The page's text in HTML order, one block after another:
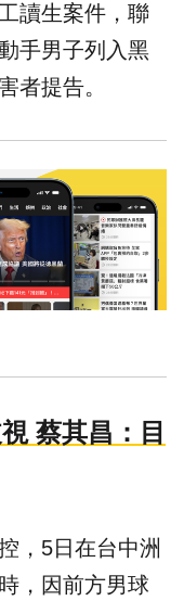
讀生案件，聯
手男子列入黑
者提告。
蔡其昌：目
，5日在台中洲
，因前方男球